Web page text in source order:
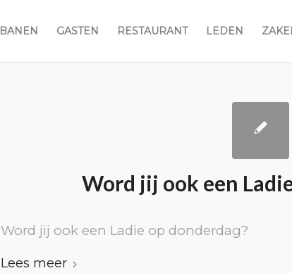
BANEN GASTEN RESTAURANT LEDEN
Word jij ook een
Word jij ook een Ladie op donderdag?
Lees meer